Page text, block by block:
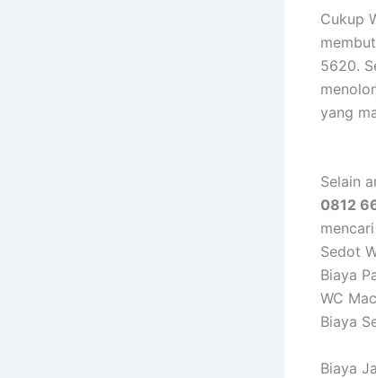
Cukup
5620.
yang
Selain
0812
Sedot
Biaya
WC
Biaya
Biaya